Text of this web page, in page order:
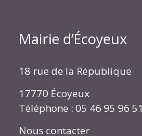
Mairie d’Écoyeux
18 rue de la République
17770 Écoyeux
Téléphone : 05 46 95 96 51
Nous contacter